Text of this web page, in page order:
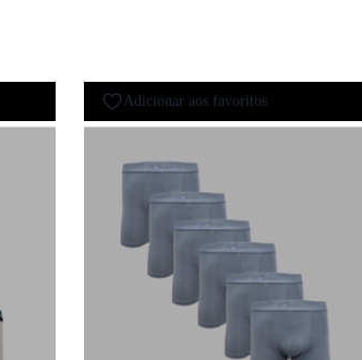
Adicionar aos favoritos